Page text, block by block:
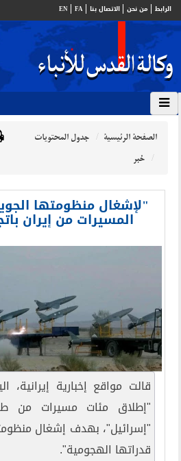
الرابط من نحن الاتصال بنا FA
EN
الصفحة الرئيسية
جدول المحتويات
خبر
"لإشغال منظومتها
المسيرات من إيران
قالت مواقع إخبارية إيرانية،
"إطلاق مئات مسيرات من
"إسرائيل"، بهدف إشغال
قدراتها الهجومية".